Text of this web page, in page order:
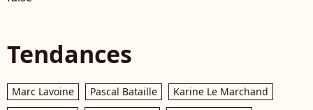
Tendances
Marc Lavoine Pascal Bataille
Karine Le Marchand